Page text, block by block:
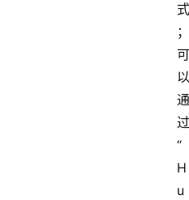
式
；
可
以
通
过
“
H
u